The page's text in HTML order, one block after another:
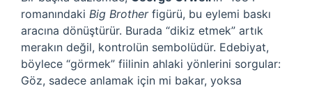
romanındaki Big Brotherfigürü, bu eylemi baskı
aracına dönüştürür. Burada “dikiz etmek” artık
merakın değil, kontrolün sembolüdür. Edebiyat,
böylece “görmek” fiilinin ahlaki yönlerini sorgular:
Göz, sadece anlamak için mi bakar, yoksa